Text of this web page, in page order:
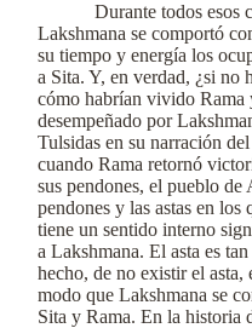
Durante todos esos
Lakshmana se comportó
su tiempo y energía los
a Sita. Y, en verdad, ¿si no
cómo habrían vivido Rama
desempeñado por
Tulsidas en su narración
cuando Rama retornó
sus pendones, el pueblo de
pendones y las astas en los
tiene un sentido interno
a Lakshmana. El asta es
hecho, de no existir el
modo que Lakshmana se
Sita y Rama. En la historia